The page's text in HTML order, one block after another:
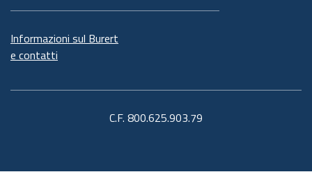
Informazioni sul Burert
e contatti
C.F. 800.625.903.79